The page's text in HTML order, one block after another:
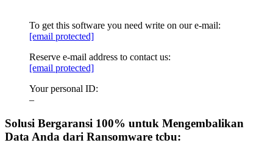
To get this software you need write on our e-mail:
[email protected]
Reserve e-mail address to contact us:
[email protected]
Your personal ID:
–
Solusi Bergaransi 100% untuk Mengembalikan
Data Anda dari Ransomware tcbu: